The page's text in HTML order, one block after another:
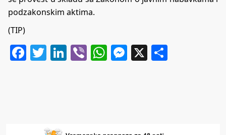
podzakonskim aktima.
(TIP)
Facebook
Twitter
LinkedIn
ViberWhatsApp
Messenger
X